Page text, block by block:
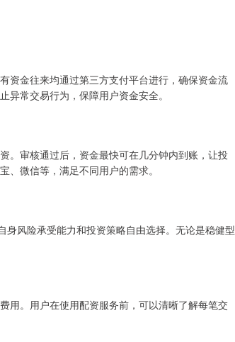
资金往来均通过第三方支付平台进行，确保资金流
常交易行为，保障用户资金安全。
。审核通过后，资金最快可在几分钟内到账，让投
微信等，满足不同用户的需求。
风险承受能力和投资策略自由选择。无论是稳健型
用。用户在使用配资服务前，可以清晰了解每笔交